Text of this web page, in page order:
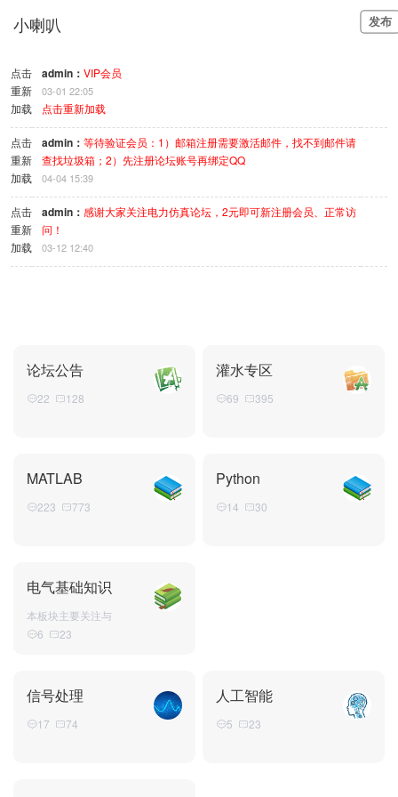
小喇叭 发布
点击
重新
加载
admin ： VIP会员
03-01 22:05
点击重新加载
点击
重新
加载
admin ： 等待验证会员：1）邮箱注册需要激活邮件，找不到邮件请
查找垃圾箱；2）先注册论坛账号再绑定QQ
04-04 15:39
点击
重新
加载
admin ： 感谢大家关注电力仿真论坛，2元即可新注册会员、正常访
问！
03-12 12:40
论坛公告
22 128
灌水专区
69 395
MATLAB
223 773
Python
14 30
电气基础知识
本板块主要关注与
电气基础知识
润
电力系统继电保护
张保会
6 23
信号处理
17 74
人工智能
5 23